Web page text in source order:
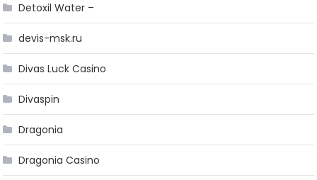
Detoxil Water –
devis-msk.ru
Divas Luck Casino
Divaspin
Dragonia
Dragonia Casino